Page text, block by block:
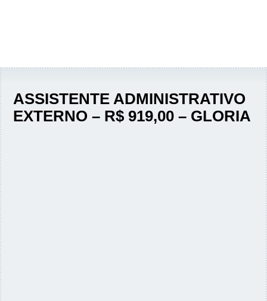
ASSISTENTE ADMINISTRATIVO
EXTERNO – R$ 919,00 – GLORIA